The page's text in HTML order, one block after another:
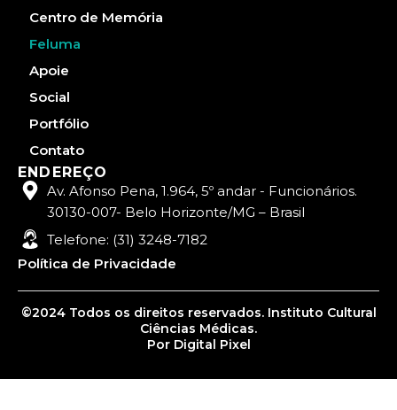
Centro de Memória
Feluma
Apoie
Social
Portfólio
Contato
ENDEREÇO
Av. Afonso Pena, 1.964, 5º andar - Funcionários.
30130-007- Belo Horizonte/MG – Brasil
Telefone: (31) 3248-7182
Política de Privacidade
©2024 Todos os direitos reservados. Instituto Cultural
Ciências Médicas.
Por Digital Pixel